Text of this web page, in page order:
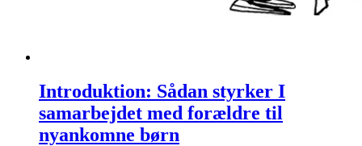
Introduktion: Sådan styrker I
samarbejdet med forældre til
nyankomne børn